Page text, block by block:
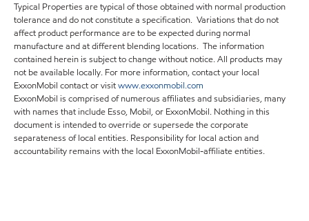
Typical Properties are typical of those obtained with normal production
tolerance and do not constitute a specification. Variations that do not
affect product performance are to be expected during normal
manufacture and at different blending locations. The information
contained herein is subject to change without notice. All products may
not be available locally. For more information, contact your local
ExxonMobil contact or visitwww.exxonmobil.com
ExxonMobil is comprised of numerous affiliates and subsidiaries, many
with names that include Esso, Mobil, or ExxonMobil. Nothing in this
document is intended to override or supersede the corporate
separateness of local entities. Responsibility for local action and
accountability remains with the local ExxonMobil-affiliate entities.